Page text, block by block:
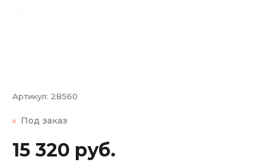
Артикул: 28560
Под заказ
15 320 руб.